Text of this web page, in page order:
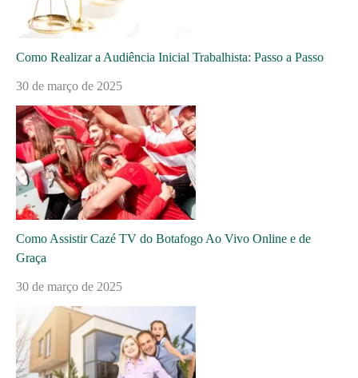
Como Realizar a Audiência Inicial Trabalhista: Passo a Passo
30 de março de 2025
Como Assistir Cazé TV do Botafogo Ao Vivo Online e de
Graça
30 de março de 2025